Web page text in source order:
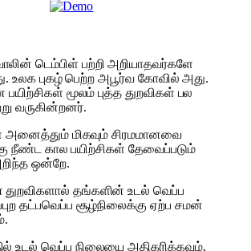
டெம்பிள் பற்றி அறியாதவர்களே
உலக புகழ் பெற்ற அபூர்வ கோவில் அது.
மூலம் புத்த துறவிகள் பல
வருகின்றனர்.
அனைத்தும் மிகவும் சிரமமானவை
நீண்ட கால பயிற்சிகள் தேவைப்படும்
ஒன்றே.
தங்களின் உடல் வெப்ப
தட்பவெப்ப சூழ்நிலைக்கு ஏற்ப சமன்
உடல் வெப்ப நிலையை அதிகரிக்கவும்,